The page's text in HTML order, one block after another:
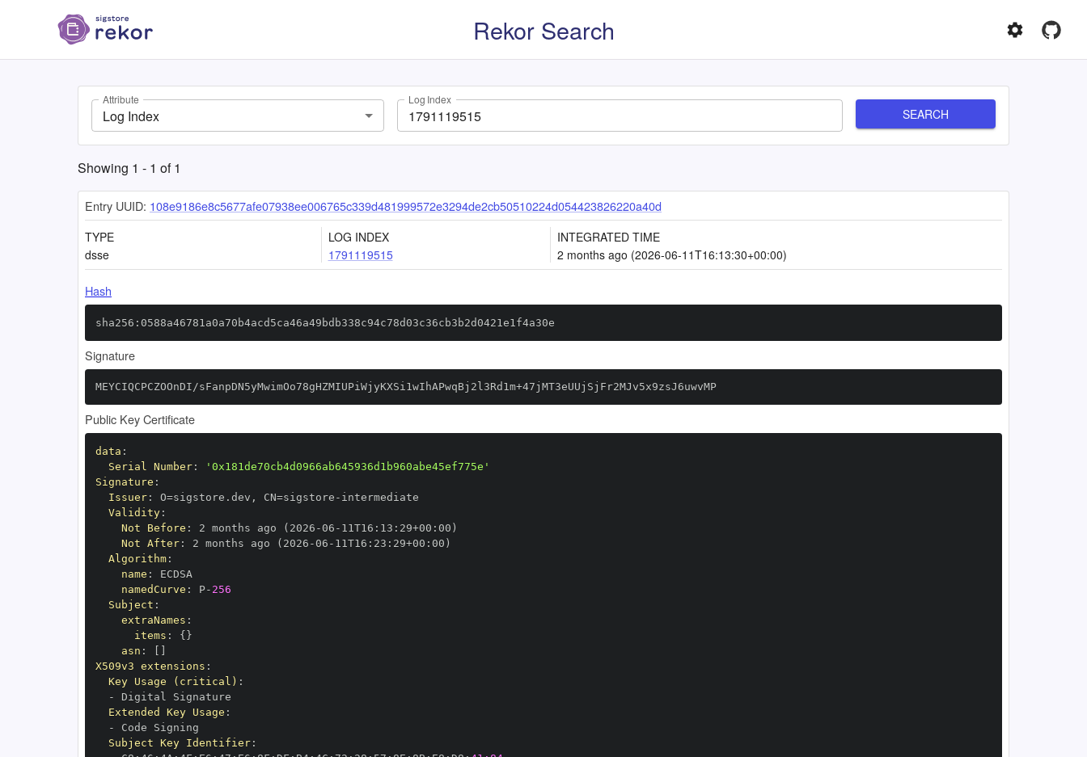
Rekor Search
Attribute
Log Index
Log Index
SEARCH
Showing 1 - 1 of1
Entry UUID: 108e9186e8c5677afe07938ee006765c339d481999572e3294de2cb50510224d054423826220a40d
TYPE
dsse
LOG INDEX
1791119515
INTEGRATED TIME
2 months ago (2026-06-11T16:13:30+00:00)
Hash
sha256:0588a46781a0a70b4acd5ca46a49bdb338c94c78d03c36cb3b2d0421e1f4a30e
Signature
MEYCIQCPCZOOnDI/sFanpDN5yMwimOo78gHZMIUPiWjyKXSi1wIhAPwqBj2l3Rd1m+47jMT3eUUjSjFr2MJv5x9zsJ6uwvMP
Public Key Certificate
data :
Serial Number:
'0x181de70cb4d0966ab645936d1b960abe45ef775e'
Signature :
Issuer: O=sigstore.dev , CN=sigstore -
Validity:
Not Before : 2 months ago (2026 -06 - 11T16 : 13 : 29+00 :
Not After: 2 months ago (2026 -06 - 11T16 : 23 : 29+00 :
Algorithm:
name :
namedCurve : P- 256
Subject :
extraNames :
items : { }
asn :
X509v3 extensions :
Key Usage (critical) :
-
Extended Key Usage :
-
Subject Key Identifier: